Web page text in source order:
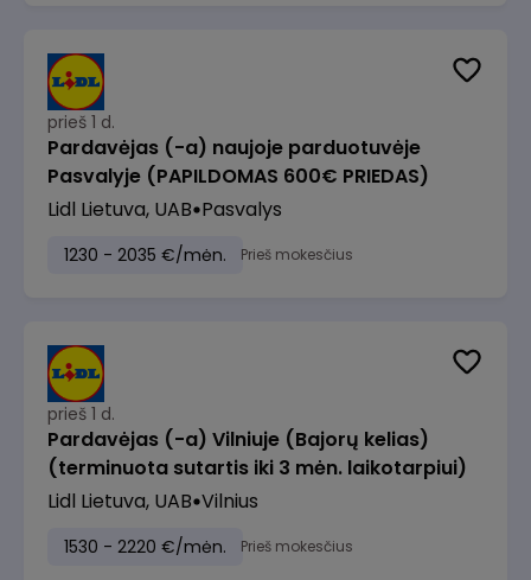
prieš 1 d.
Pardavėjas (-a) naujoje parduotuvėje
Pasvalyje (PAPILDOMAS 600€ PRIEDAS)
Lidl Lietuva, UAB Pasvalys
1230 - 2035 €/mėn. Prieš mokesčius
prieš 1 d.
Pardavėjas (-a) Vilniuje (Bajorų kelias)
(terminuota sutartis iki 3 mėn. laikotarpiui)
Lidl Lietuva, UAB Vilnius
1530 - 2220 €/mėn. Prieš mokesčius